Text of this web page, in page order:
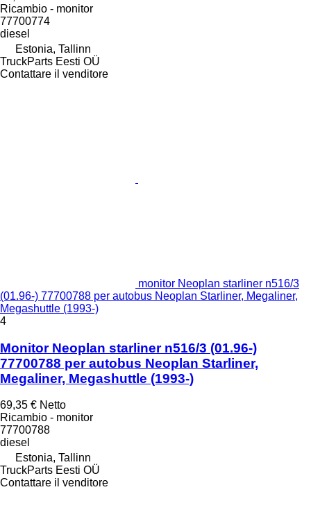
Ricambio - monitor
77700774
diesel
Estonia, Tallinn
TruckParts Eesti OÜ
Contattare il venditore
monitor Neoplan starliner n516/3
(01.96-) 77700788 per autobus Neoplan Starliner, Megaliner,
Megashuttle (1993-)
4
Monitor Neoplan starliner n516/3 (01.96-)
77700788 per autobus Neoplan Starliner,
Megaliner, Megashuttle (1993-)
69,35 € Netto
Ricambio - monitor
77700788
diesel
Estonia, Tallinn
TruckParts Eesti OÜ
Contattare il venditore